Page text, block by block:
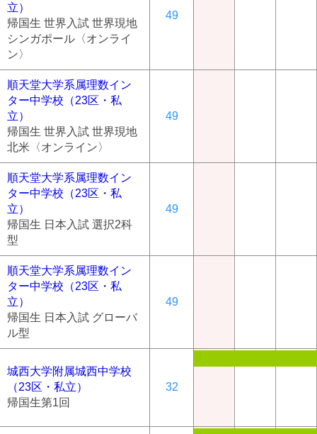
立）
帰国生 世界入試 世界現地
シンガポール〈オンライ
ン〉
49
順天堂大学系属理数イン
ター中学校（23区・私
立）
帰国生 世界入試 世界現地
北米〈オンライン〉
49
順天堂大学系属理数イン
ター中学校（23区・私
立）
帰国生 日本入試 選択2科
型
49
順天堂大学系属理数イン
ター中学校（23区・私
立）
帰国生 日本入試 グローバ
ル型
49
城西大学附属城西中学校
（23区・私立）
帰国生第1回
32